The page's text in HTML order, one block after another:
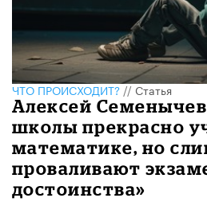
ЧТО ПРОИСХОДИТ?//Статья
Алексей
школы прекрасно
математике, но
проваливают
достоинства»